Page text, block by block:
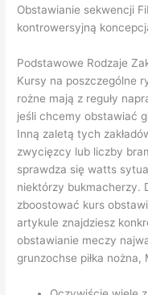
Obstawianie sekwencji
kontrowersyjną
Podstawowe Rodzaje
Kursy na poszczególne
rożne mają z reguły
jeśli chcemy obstawiać
Inną zaletą tych
zwycięzcy lub liczby
sprawdza się watts
niektórzy bukmacherzy.
zboostować kurs
artykule znajdziesz
obstawianie meczy
grunzochse piłka